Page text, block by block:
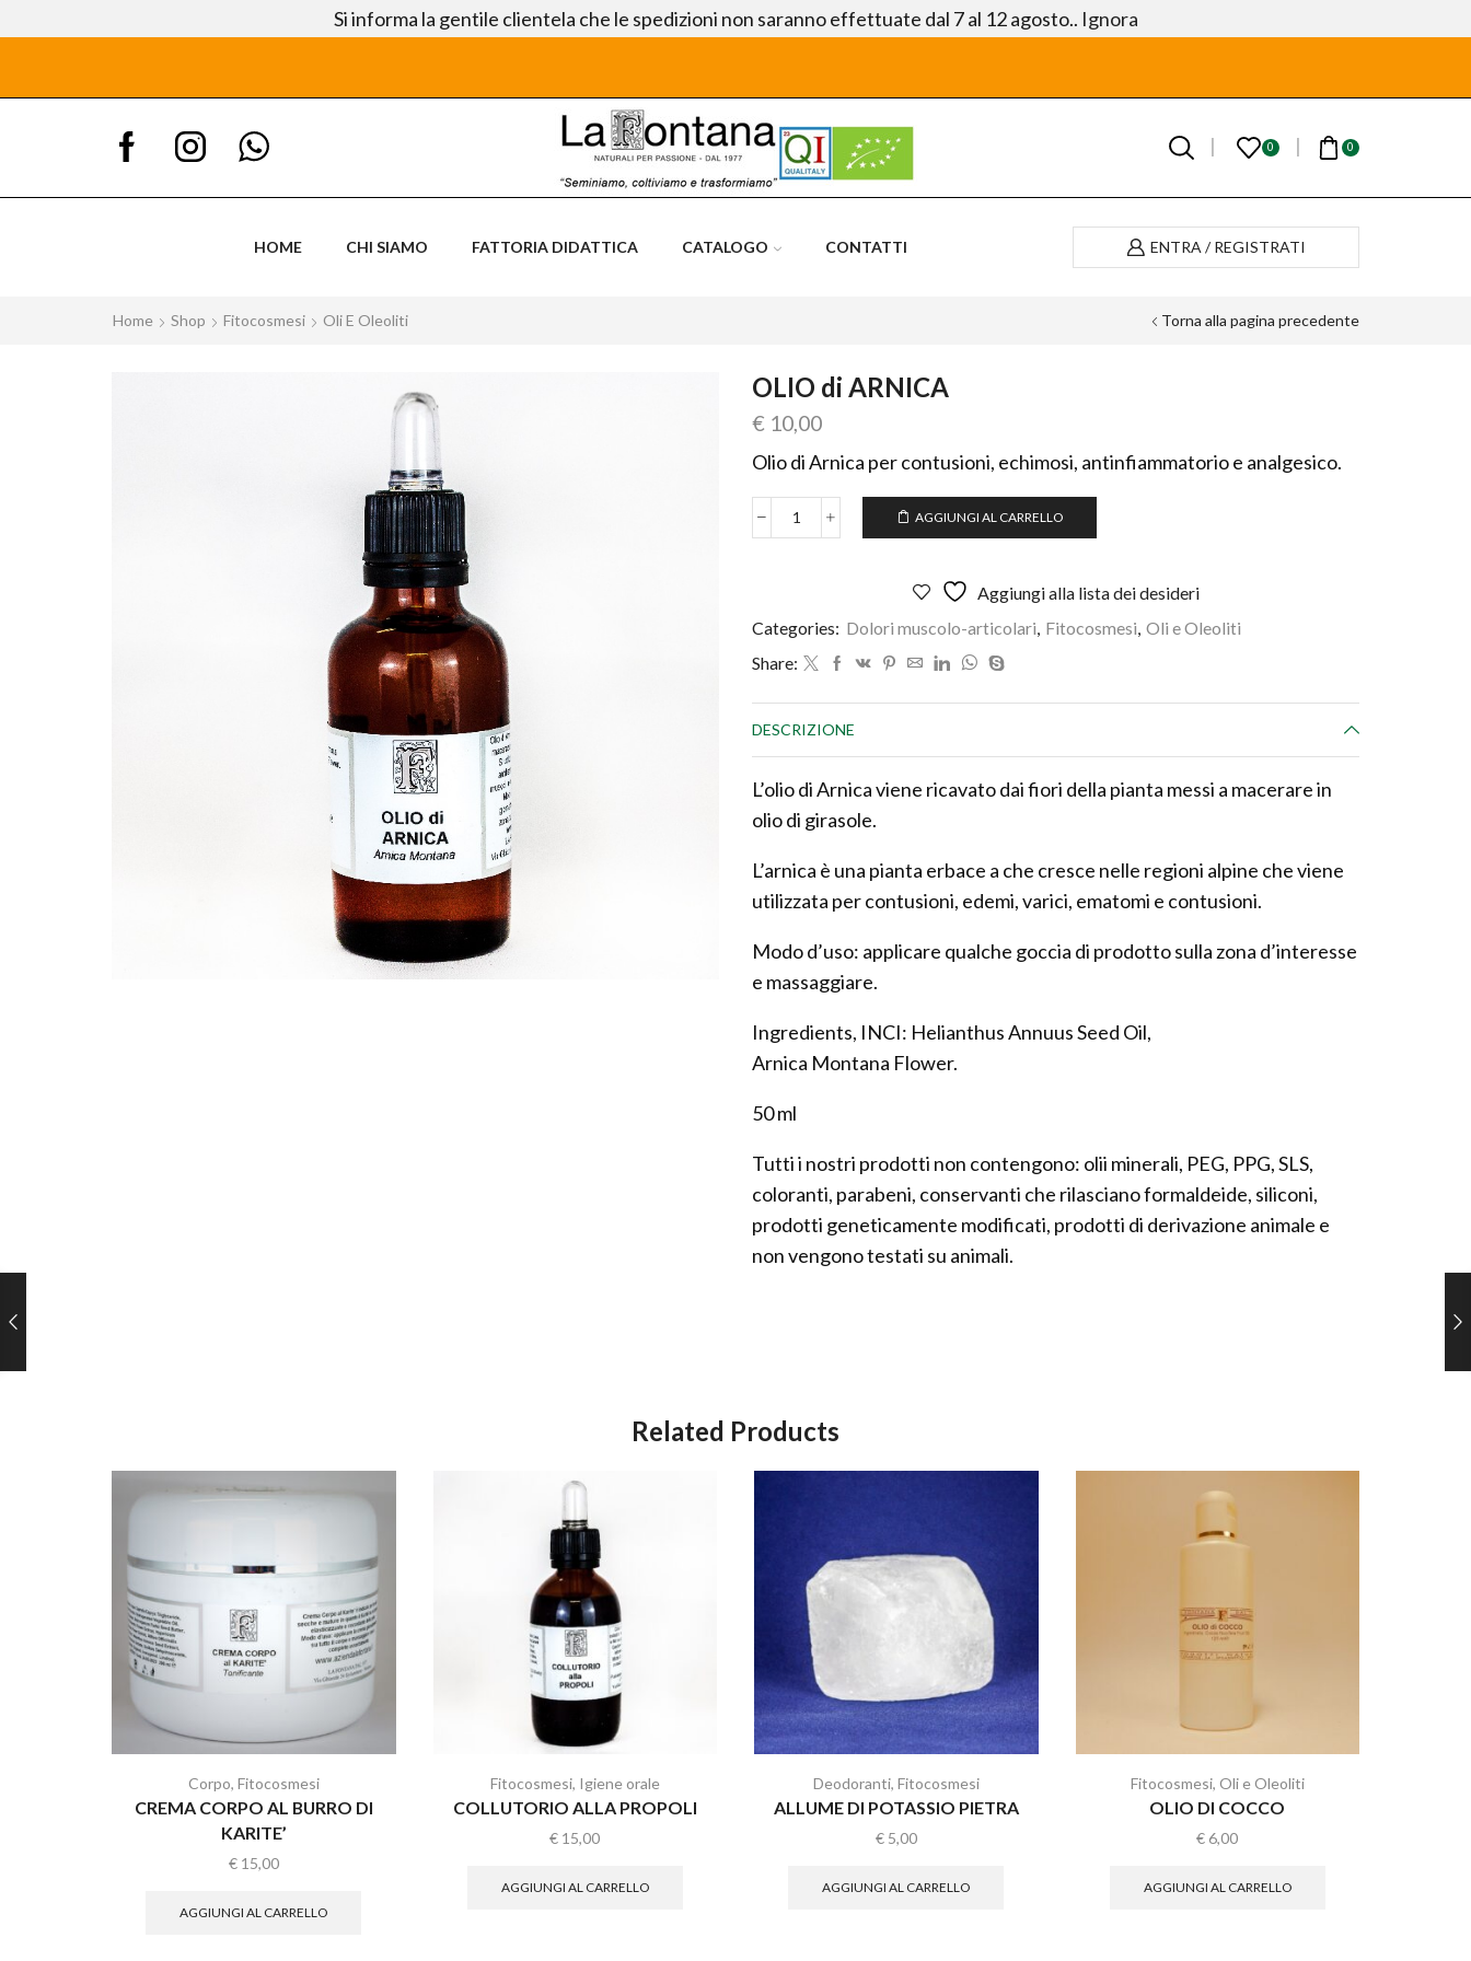
Si informa la gentile clientela che le spedizioni non saranno effettuate dal 7 al 12 agosto.. Ignora
0 0
HOME CHI SIAMO FATTORIA DIDATTICA CATALOGO CONTATTI ENTRA / REGISTRATI
Home Shop Fitocosmesi Oli E Oleoliti Torna alla pagina precedente
OLIO di ARNICA
€ 10,00
Olio di Arnica per contusioni, echimosi, antinfiammatorio e analgesico.
OLIO
AGGIUNGI AL CARRELLO
Aggiungi alla lista dei desideri
Categories: Dolori muscolo-articolari Fitocosmesi Oli e Oleoliti
Share:
DESCRIZIONE
L’olio di Arnica viene ricavato dai fiori della pianta messi a macerare in
olio di girasole.
L’arnica è una pianta erbace a che cresce nelle regioni alpine che viene
utilizzata per contusioni, edemi, varici, ematomi e contusioni.
Modo d’uso: applicare qualche goccia di prodotto sulla zona d’interesse
e massaggiare.
Ingredients, INCI: Helianthus Annuus Seed Oil,
Arnica Montana Flower.
50 ml
Tutti i nostri prodotti non contengono: olii minerali, PEG, PPG, SLS,
coloranti, parabeni, conservanti che rilasciano formaldeide, siliconi,
prodotti geneticamente modificati, prodotti di derivazione animale e
non vengono testati su animali.
Related Products
Corpo, Fitocosmesi
CREMA CORPO AL BURRO DI
KARITE’
€15,00
AGGIUNGI AL CARRELLO
Fitocosmesi, Igiene orale
COLLUTORIO ALLA PROPOLI
€ 15,00
AGGIUNGI AL CARRELLO
Deodoranti, Fitocosmesi
ALLUME DI POTASSIO PIETRA
€5,00
AGGIUNGI AL CARRELLO
Fitocosmesi, Oli e Oleoliti
OLIO DI COCCO
€6,00
AGGIUNGI AL CARRELLO